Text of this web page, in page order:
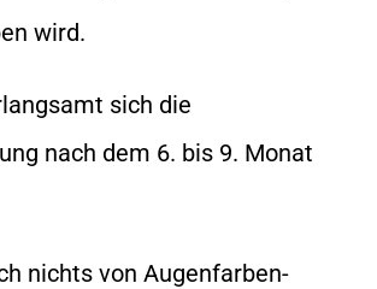
wird.
sich die
nach dem 6. bis 9. Monat
nichts von Augenfarben-